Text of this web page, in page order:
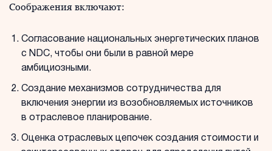
Соображения включают:
Согласование национальных энергетических планов
с NDC, чтобы они были в равной мере
амбициозными.
Создание механизмов сотрудничества для
включения энергии из возобновляемых источников
в отраслевое планирование.
Оценка отраслевых цепочек создания стоимости и